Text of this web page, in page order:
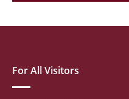
For All Visitors